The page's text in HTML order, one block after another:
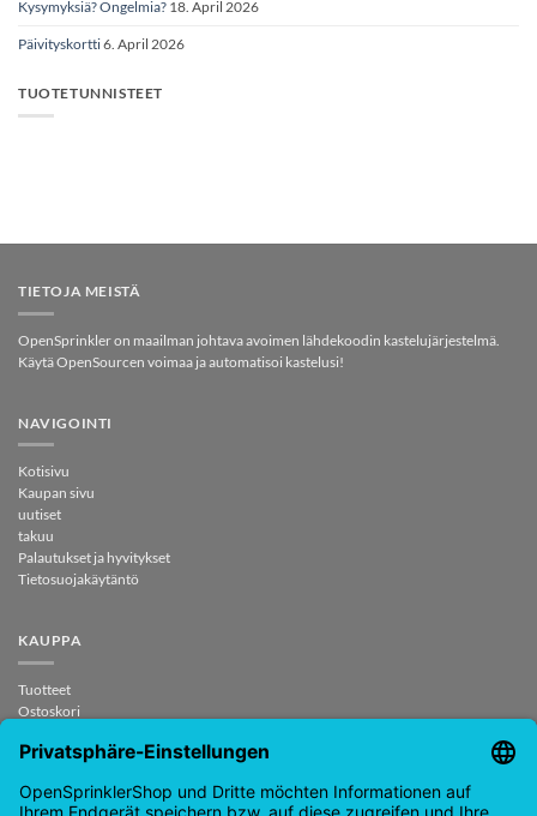
Kysymyksiä? Ongelmia? 18. April 2026
Päivityskortti6. April 2026
TUOTETUNNISTEET
TIETOJA MEISTÄ
OpenSprinkler on maailman johtava avoimen lähdekoodin kastelujärjestelmä.
Käytä OpenSourcen voimaa ja automatisoi kastelusi!
NAVIGOINTI
Kotisivu
Kaupan sivu
uutiset
takuu
Palautukset ja hyvitykset
Tietosuojakäytäntö
KAUPPA
Tuotteet
Ostoskori
Minun tilini